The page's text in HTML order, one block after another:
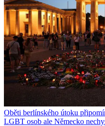
Oběti berlínského útoku
LGBT osob ale Německo